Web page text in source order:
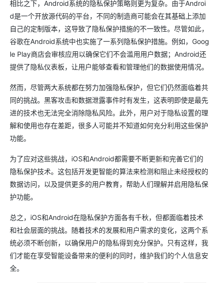
相比之下，Android系统的隐私保护策略则更为复杂。由于Androi
d是一个开放源代码的平台，不同的制造商可能会在其基础上添加
自己的定制版本，这导致了隐私保护措施的不一致性。尽管如此，
谷歌在Android系统中也实施了一系列隐私保护措施。例如，Goog
le Play商店会审核应用以确保它们不会滥用用户数据；Android还
提供了隐私仪表板，让用户能够查看和管理他们的数据使用情况。
然而，尽管两大系统都在努力加强隐私保护，但它们仍然面临着共
同的挑战。黑客攻击和数据泄露事件时有发生，这表明即使是最先
进的技术也无法完全消除隐私风险。此外，用户对于隐私设置的理
解和使用也存在差距，很多人可能并不知道如何充分利用这些保护
功能。
为了应对这些挑战，iOS和Android都需要不断更新和完善它们的
隐私保护技术。这包括开发更智能的算法来检测和阻止未经授权的
数据访问，以及提供更多的用户教育，帮助人们理解并启用隐私保
护功能。
总之，iOS和Android在隐私保护方面各有千秋，但都面临着技术
和社会层面的挑战。随着技术的发展和用户需求的变化，这两个系
统必须不断创新，以确保用户的隐私得到充分保护。只有这样，我
们才能在享受智能设备带来的便利的同时，维护我们的个人信息安
全。